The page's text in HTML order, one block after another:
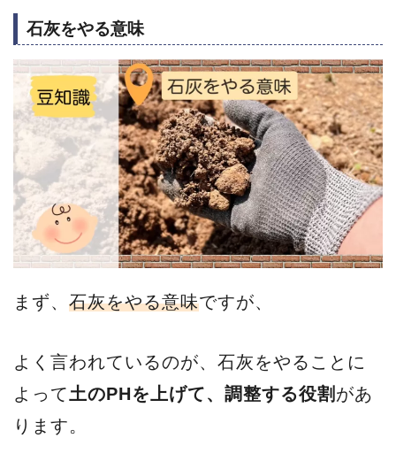
石灰をやる意味
まず、 石灰をやる意味ですが、
よく言われているのが、石灰をやることに
よって土のPHを上げて、調整する役割 があ
ります。